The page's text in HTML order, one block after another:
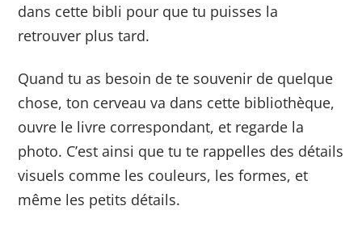
dans cette bibli pour que tu puisses la
retrouver plus tard.
Quand tu as besoin de te souvenir de quelque
chose, ton cerveau va dans cette bibliothèque,
ouvre le livre correspondant, et regarde la
photo. C’est ainsi que tu te rappelles des détails
visuels comme les couleurs, les formes, et
même les petits détails.